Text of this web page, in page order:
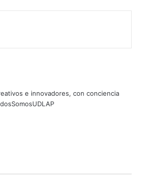
e innovadores, con conciencia